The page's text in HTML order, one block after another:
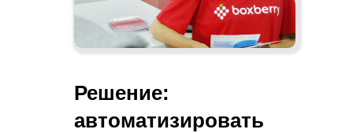
Решение:
автоматизировать